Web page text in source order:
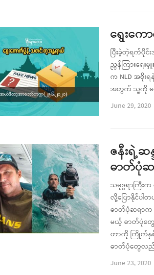
ရွေးက
ပြီးခဲ့တဲ့ရက်ပိုင်
ညွှန်ကြားရေးမှူ
က NLD အစိုး
အတွက် သူ့ကို မယုံ
June 29, 2020
ဇနီးရဲ့ဆ
ဓာတ်ပုံ
သမုဒ္ဒရာကြီ
လို့ပြောနိုင်ပ
ဓာတ်ပုံဆရာက
မယ့် ဓာတ်ပုံတွ
တာကို ကြိုက်နှ
ဓာတ်ပုံတွေလ
June 23, 2020